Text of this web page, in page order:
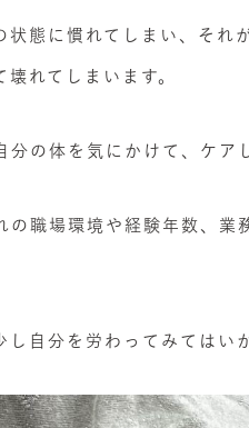
状態に慣れてしまい、そ
れてしまいます。
の体を気にかけて、ケア
の職場環境や経験年数、
し自分を労わってみてはい